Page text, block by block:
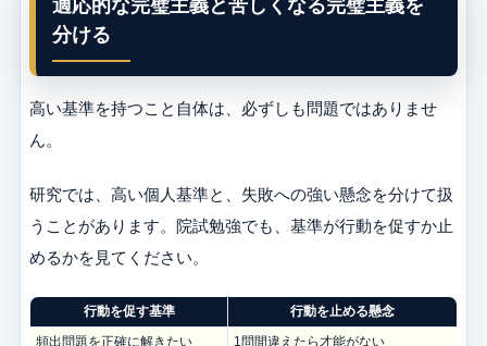
適応的な完璧主義と苦しくなる完璧主義を
分ける
高い基準を持つこと自体は、必ずしも問題ではありませ
ん。
研究では、高い個人基準と、失敗への強い懸念を分けて扱
うことがあります。院試勉強でも、基準が行動を促すか止
めるかを見てください。
行動を促す基準
行動を止める懸念
頻出問題を正確に解きたい
1問間違えたら才能がない